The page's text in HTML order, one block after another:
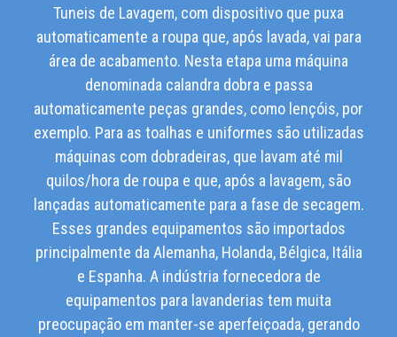
Tuneis de Lavagem, com dispositivo que puxa
automaticamente a roupa que, após lavada, vai para
área de acabamento. Nesta etapa uma máquina
denominada calandra dobra e passa
automaticamente peças grandes, como lençóis, por
exemplo. Para as toalhas e uniformes são utilizadas
máquinas com dobradeiras, que lavam até mil
quilos/hora de roupa e que, após a lavagem, são
lançadas automaticamente para a fase de secagem.
Esses grandes equipamentos são importados
principalmente da Alemanha, Holanda, Bélgica, Itália
e Espanha. A indústria fornecedora de
equipamentos para lavanderias tem muita
preocupação em manter-se aperfeiçoada, gerando